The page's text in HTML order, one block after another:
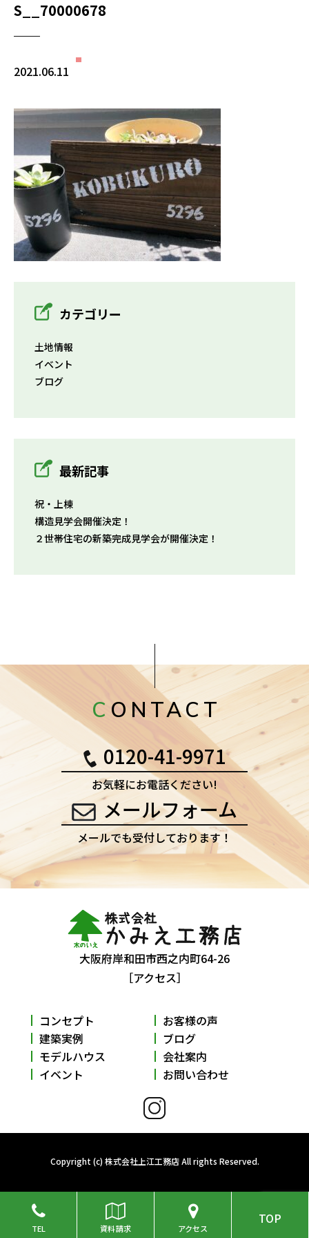
S__70000678
2021.06.11
カテゴリー
土地情報
イベント
ブログ
最新記事
祝・上棟
構造見学会開催決定！
２世帯住宅の新築完成見学会が開催決定！
CONTACT
0120-41-9971
お気軽にお電話ください!
メールフォーム
メールでも受付しております！
大阪府岸和田市西之内町64-26
［アクセス］
コンセプト
建築実例
モデルハウス
イベント
お客様の声
ブログ
会社案内
お問い合わせ
Copyright (c) 株式会社上江工務店 All rights Reserved.
TEL 資料請求 アクセス
TOP